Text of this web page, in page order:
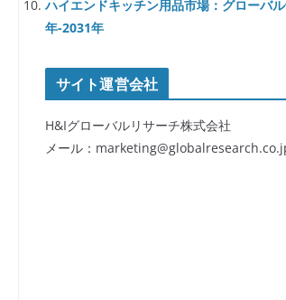
ハイエンドキッチン用品市場：グローバ
年-2031年
サイト運営会社
H&Iグローバルリサーチ株式会社
メール：